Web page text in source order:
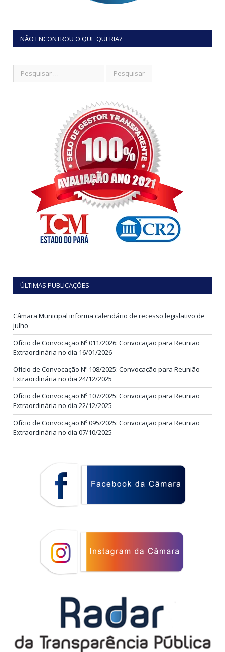
NÃO ENCONTROU O QUE QUERIA?
ÚLTIMAS PUBLICAÇÕES
Câmara Municipal informa calendário de recesso legislativo de
julho
Ofício de Convocação Nº 011/2026: Convocação para Reunião
Extraordinária no dia 16/01/2026
Ofício de Convocação Nº 108/2025: Convocação para Reunião
Extraordinária no dia 24/12/2025
Ofício de Convocação Nº 107/2025: Convocação para Reunião
Extraordinária no dia 22/12/2025
Ofício de Convocação Nº 095/2025: Convocação para Reunião
Extraordinária no dia 07/10/2025